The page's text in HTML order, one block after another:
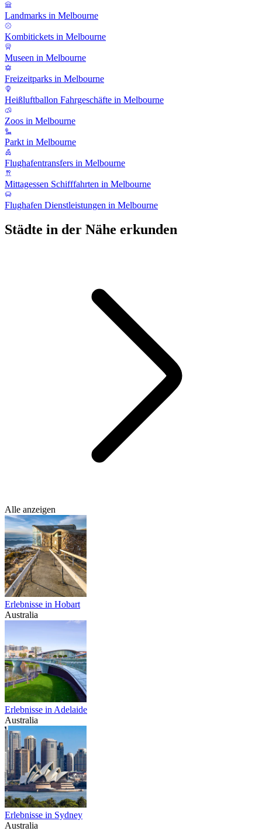
Landmarks in Melbourne
Kombitickets in Melbourne
Museen in Melbourne
Freizeitparks in Melbourne
Heißluftballon Fahrgeschäfte in Melbourne
Zoos in Melbourne
Parkt in Melbourne
Flughafentransfers in Melbourne
Mittagessen Schifffahrten in Melbourne
Flughafen Dienstleistungen in Melbourne
Städte in der Nähe erkunden
Alle anzeigen
Erlebnisse in Hobart
Australia
Erlebnisse in Adelaide
Australia
Erlebnisse in Sydney
Australia